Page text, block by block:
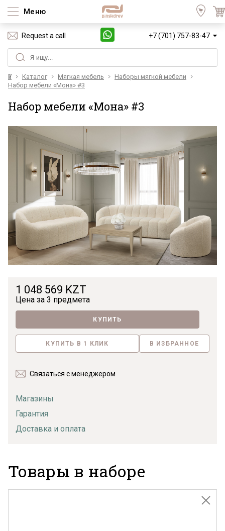
Меню
Request a call +7 (701) 757-83-47
Үй Каталог Мягкая мебель
Наборы мягкой мебели
Набор мебели «Мона» #3
Набор мебели «Мона» #3
1 048 569 KZT
Цена за 3 предмета
КУПИТЬ
КУПИТЬ В 1 КЛИК В ИЗБРАННОЕ
Связаться с менеджером
Магазины
Гарантия
Доставка и оплата
Товары в наборе